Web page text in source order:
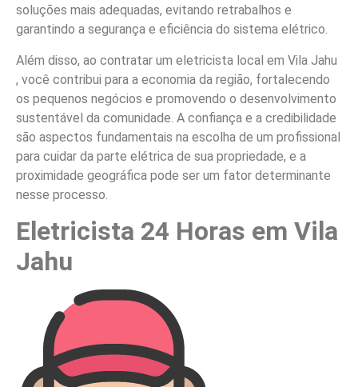
soluções mais adequadas, evitando retrabalhos e
garantindo a segurança e eficiência do sistema elétrico.
Além disso, ao contratar um eletricista local em Vila Jahu
, você contribui para a economia da região, fortalecendo
os pequenos negócios e promovendo o desenvolvimento
sustentável da comunidade. A confiança e a credibilidade
são aspectos fundamentais na escolha de um profissional
para cuidar da parte elétrica de sua propriedade, e a
proximidade geográfica pode ser um fator determinante
nesse processo.
Eletricista 24 Horas em Vila
Jahu